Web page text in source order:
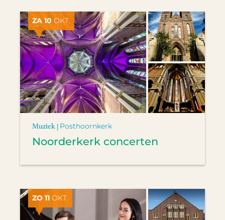
ZA 10 OKT.
Muziek | Posthoornkerk
Noorderkerk concerten
ZO 11 OKT.